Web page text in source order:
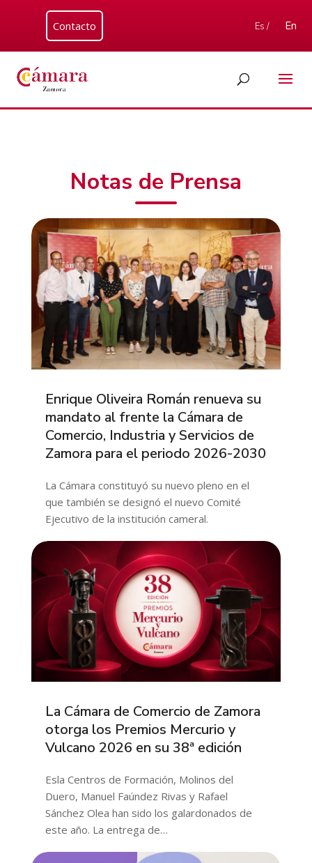
Contacto Es / En
Notas de Prensa
Enrique Oliveira Román renueva su
mandato al frente la Cámara de
Comercio, Industria y Servicios de
Zamora para el periodo 2026-2030
La Cámara constituyó su nuevo pleno en el
que también se designó el nuevo Comité
Ejecutivo de la institución cameral.
La Cámara de Comercio de Zamora
otorga los Premios Mercurio y
Vulcano 2026 en su 38ª edición
Esla Centros de Formación, Molinos del
Duero, Manuel Faúndez Rivas y Rafael
Sánchez Olea han sido los galardonados de
este año. La entrega de…